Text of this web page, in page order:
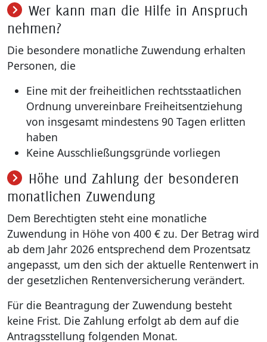
Wer kann man die Hilfe in Anspruch
nehmen?
Die besondere monatliche Zuwendung erhalten
Personen, die
Eine mit der freiheitlichen rechtsstaatlichen
Ordnung unvereinbare Freiheitsentziehung
von insgesamt mindestens 90 Tagen erlitten
haben
Keine Ausschließungsgründe vorliegen
Höhe und Zahlung der besonderen
monatlichen Zuwendung
Dem Berechtigten steht eine monatliche
Zuwendung in Höhe von 400 € zu. Der Betrag wird
ab dem Jahr 2026 entsprechend dem Prozentsatz
angepasst, um den sich der aktuelle Rentenwert in
der gesetzlichen Rentenversicherung verändert.
Für die Beantragung der Zuwendung besteht
keine Frist. Die Zahlung erfolgt ab dem auf die
Antragsstellung folgenden Monat.
Wirtschaft